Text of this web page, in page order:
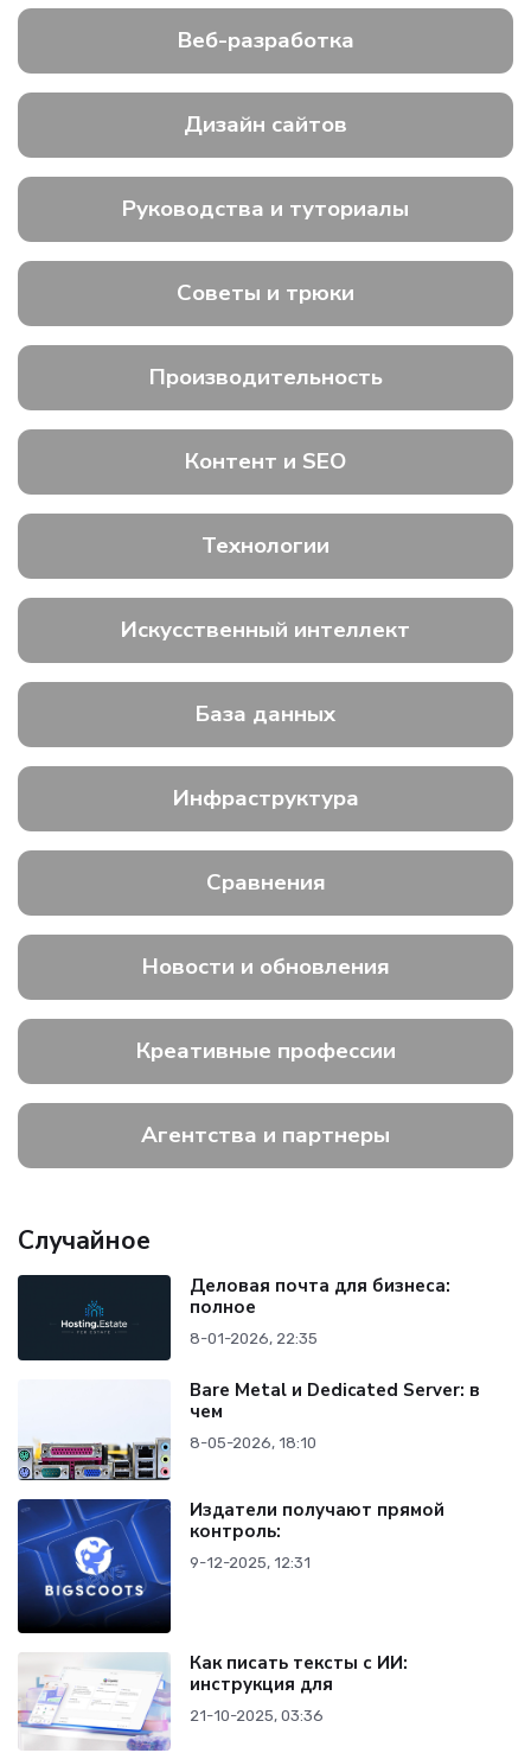
Веб-разработка
Дизайн сайтов
Руководства и туториалы
Советы и трюки
Производительность
Контент и SEO
Технологии
Искусственный интеллект
База данных
Инфраструктура
Сравнения
Новости и обновления
Креативные профессии
Агентства и партнеры
Случайное
Деловая почта для бизнеса:
полное
8-01-2026, 22:35
Bare Metal и Dedicated Server: в
чем
8-05-2026, 18:10
Издатели получают прямой
контроль:
9-12-2025, 12:31
Как писать тексты с ИИ:
инструкция для
21-10-2025, 03:36